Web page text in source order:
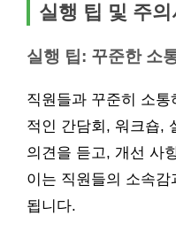
실행 팁 및 주
실행 팁: 꾸준한 소
직원들과 꾸준히 소
적인 간담회, 워크숍,
의견을 듣고, 개선 사
이는 직원들의 소속
됩니다.